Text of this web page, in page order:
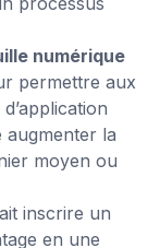
numérique
permettre aux
augmenter la
moyen ou
inscrire un
en une